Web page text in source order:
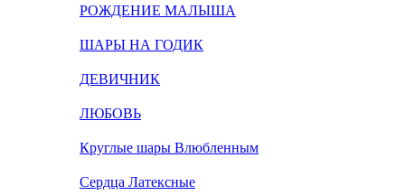
РОЖДЕНИЕ МАЛЫША
ШАРЫ НА ГОДИК
ДЕВИЧНИК
ЛЮБОВЬ
Круглые шары Влюбленным
Сердца Латексные